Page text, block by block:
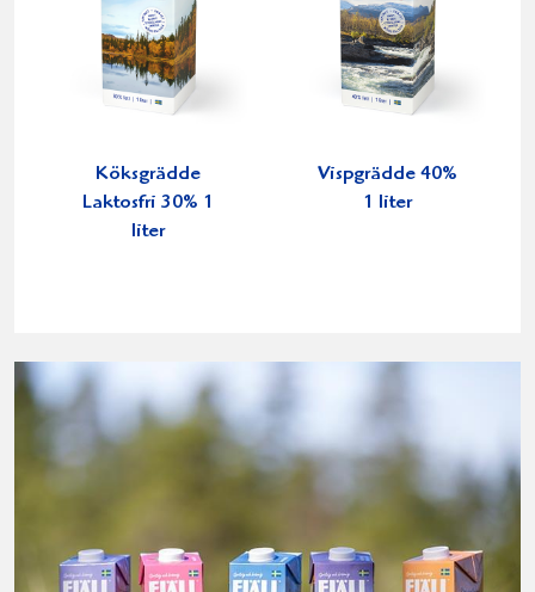
Köksgrädde
Laktosfri 30% 1
liter
Vispgrädde 40%
1 liter